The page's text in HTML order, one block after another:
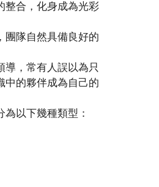
整合，化身成為光彩
團隊自然具備良好的
導，常有人誤以為只
中的夥伴成為自己的
以下幾種類型：